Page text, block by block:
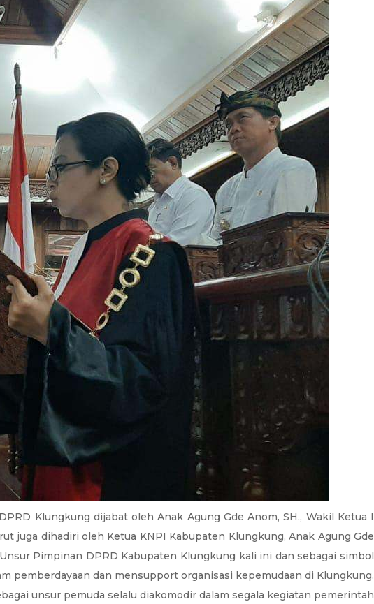
Klungkung dijabat oleh Anak Agung Gde Anom, SH., Wakil Ketua I
juga dihadiri oleh Ketua KNPI Kabupaten Klungkung, Anak Agung Gde
Pimpinan DPRD Kabupaten Klungkung kali ini dan sebagai simbol
pemberdayaan dan mensupport organisasi kepemudaan di Klungkung.
unsur pemuda selalu diakomodir dalam segala kegiatan pemerintah